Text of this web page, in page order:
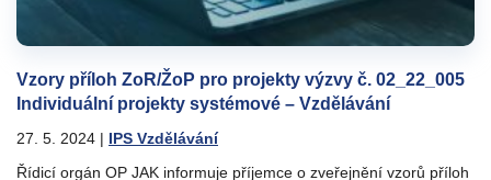
Vzory příloh ZoR/ŽoP pro projekty výzvy č. 02_22_005
Individuální projekty systémové – Vzdělávání
27. 5. 2024 | IPS Vzdělávání
Řídicí orgán OP JAK informuje příjemce o zveřejnění vzorů příloh